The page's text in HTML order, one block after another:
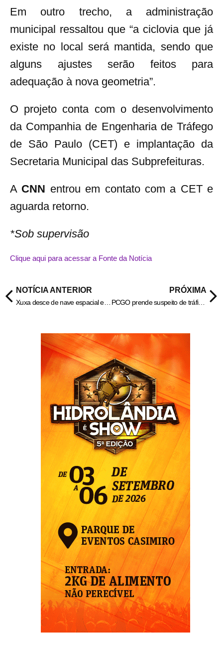
Em outro trecho, a administração
municipal ressaltou que “a ciclovia que já
existe no local será mantida, sendo que
alguns ajustes serão feitos para
adequação à nova geometria”.
O projeto conta com o desenvolvimento
da Companhia de Engenharia de Tráfego
de São Paulo (CET) e implantação da
Secretaria Municipal das Subprefeituras.
A CNN entrou em contato com a CET e
aguarda retorno.
*Sob supervisão
Clique aqui para acessar a Fonte da Notícia
NOTÍCIA ANTERIOR
Xuxa desce de nave espacial e canta “Ilariê“ em especial da Globo; assista
PRÓXIMA
PCGO prende suspeito de tráfico de drogas em Valparaíso – Policia Civil do Estado de Goiás